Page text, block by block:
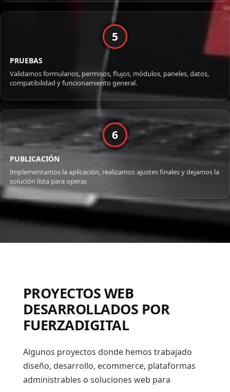
5
PRUEBAS
Validamos formularios, permisos, flujos, módulos, paneles, datos,
compatibilidad y funcionamiento general.
6
PUBLICACIÓN
Implementamos la aplicación, realizamos ajustes finales y dejamos la
solución lista para operar.
PROYECTOS WEB
DESARROLLADOS POR
FUERZADIGITAL
Algunos proyectos donde hemos trabajado
diseño, desarrollo, ecommerce, plataformas
administrables o soluciones web para